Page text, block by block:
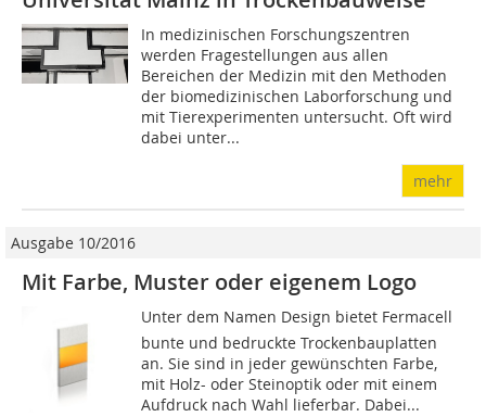
In medizinischen Forschungszentren
werden Fragestellungen aus allen
Bereichen der Medizin mit den Methoden
der biomedizinischen Laborforschung und
mit Tierexperimenten untersucht. Oft wird
dabei unter...
mehr
Ausgabe 10/2016
Mit Farbe, Muster oder eigenem Logo
Unter dem Namen Design bietet Fermacell
bunte und bedruckte Trockenbauplatten
an. Sie sind in jeder gewünschten Farbe,
mit Holz- oder Steinoptik oder mit einem
Aufdruck nach Wahl lieferbar. Dabei...